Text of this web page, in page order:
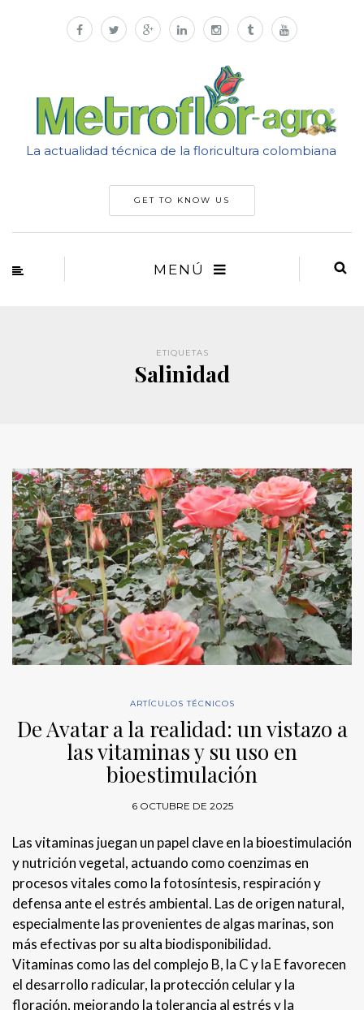
La actualidad técnica de la floricultura colombiana
GET TO KNOW US
MENÚ
ETIQUETAS
Salinidad
ARTÍCULOS TÉCNICOS
De Avatar a la realidad: un vistazo a
las vitaminas y su uso en
bioestimulación
6 OCTUBRE DE 2025
Las vitaminas juegan un papel clave en la bioestimulación
y nutrición vegetal, actuando como coenzimas en
procesos vitales como la fotosíntesis, respiración y
defensa ante el estrés ambiental. Las de origen natural,
especialmente las provenientes de algas marinas, son
más efectivas por su alta biodisponibilidad.
Vitaminas como las del complejo B, la C y la E favorecen
el desarrollo radicular, la protección celular y la
floración, mejorando la tolerancia al estrés y la